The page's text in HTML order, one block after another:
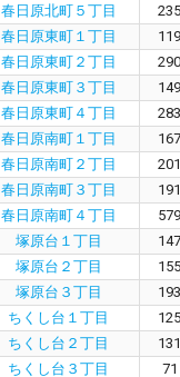
春日原北町５丁目
235
春日原東町１丁目
119
春日原東町２丁目
290
春日原東町３丁目
149
春日原東町４丁目
283
春日原南町１丁目
167
春日原南町２丁目
201
春日原南町３丁目
191
春日原南町４丁目
579
塚原台１丁目
147
塚原台２丁目
155
塚原台３丁目
193
ちくし台１丁目
125
ちくし台２丁目
131
ちくし台３丁目
71